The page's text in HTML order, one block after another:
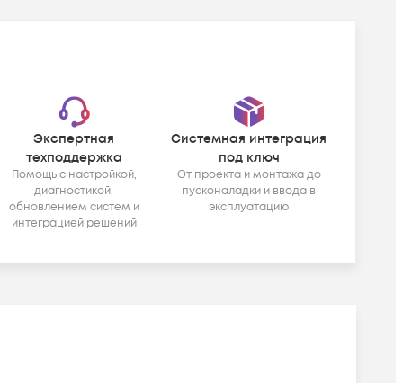
Экспертная
техподдержка
Помощь с настройкой,
диагностикой,
обновлением систем и
интеграцией решений
Системная интеграция
под ключ
От проекта и монтажа до
пусконаладки и ввода в
эксплуатацию